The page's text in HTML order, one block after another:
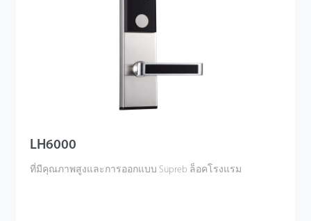
LH6000
ที่มีคุณภาพสูงและการออกแบบ Supreb ล็อคโรงแรม